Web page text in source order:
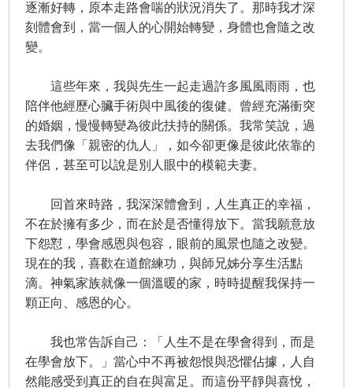
逐漸好轉，原本走路會喘的狀況消失了。那時我才深
刻體會到，當一個人的心開始轉變，身體也會隨之改
變。
這些年來，我與先生一起走過許多風風雨雨，也
陪伴他經歷心臟手術與中風後的復健。曾經充滿衝突
的婚姻，慢慢轉變為彼此扶持的關係。我常笑說，過
去我們像「親密的仇人」，如今卻更像是彼此依靠的
伴侶，甚至可以說是別人眼中的模範夫妻。
回首來時路，我深深體會到，人生真正的幸福，
不在於擁有多少，而在於是否懂得放下。當我願意放
下怨懟，學會感恩與包容，眼前的風景也隨之改變。
現在的我，喜歡在道館練功，與師兄姊分享生活點
滴。神氣家族就像一個溫暖的家，時時提醒我保持一
顆正向、感恩的心。
我也常告訴自己：「人生不是在學會得到，而是
在學會放下。」當心中不再被怨恨與恐懼佔據，人自
然能感受到真正的自在與富足。而這份平靜與喜悅，